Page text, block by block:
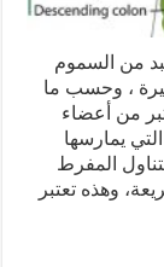
من السموم
، وحسب ما
من أعضاء
يمارسها
المفرط
وهذه تعتبر